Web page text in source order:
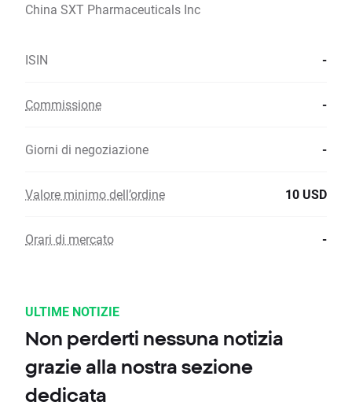
China SXT Pharmaceuticals Inc
ISIN -
Commissione -
Giorni di negoziazione -
Valore minimo dell’ordine 10 USD
Orari di mercato -
ULTIME NOTIZIE
Non perderti nessuna notizia
grazie alla nostra sezione
dedicata